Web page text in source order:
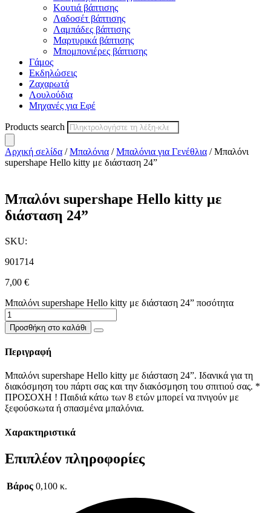
Κουτιά βάπτισης
Λαδοσέτ βάπτισης
Λαμπάδες βάπτισης
Μαρτυρικά βάπτισης
Μπομπονιέρες βάπτισης
Γάμος
Εκδηλώσεις
Ζαχαρωτά
Λουλούδια
Μηχανές για Εφέ
Products search
Αρχική σελίδα /Μπαλόνια /Μπαλόνια για Γενέθλια / Μπαλόνι
supershape Hello kitty με διάσταση 24”
Μπαλόνι supershape Hello kitty με
διάσταση 24”
SKU:
901714
7,00 €
Μπαλόνι supershape Hello kitty με διάσταση 24” ποσότητα
Προσθήκη στο καλάθι
Περιγραφή
Μπαλόνι supershape Hello kitty με διάσταση 24”. Ιδανικά για τη
διακόσμηση του πάρτι σας και την διακόσμηση του σπιτιού σας. *
ΠΡΟΣΟΧΗ ! Παιδιά κάτω των 8 ετών μπορεί να πνιγούν με
ξεφούσκωτα ή σπασμένα μπαλόνια.
Χαρακτηριστικά
Επιπλέον πληροφορίες
Βάρος 0,100 κ.